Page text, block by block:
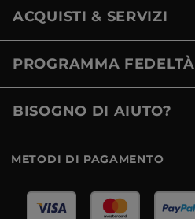
ACQUISTI & SERVIZI
PROGRAMMA FEDELTÀ
BISOGNO DI AIUTO?
METODI DI PAGAMENTO